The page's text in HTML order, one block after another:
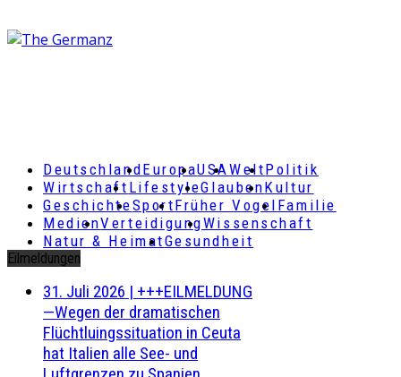
DeutschlandEuropaUSAWeltPolitik
Wirtschaft LifestyleGlaubenKultur
GeschichteSportFrüher Vogel Familie
MedienVerteidigungWissenschaft
Natur & HeimatGesundheit
Eilmeldungen
31. Juli 2026 | +++EILMELDUNG
—Wegen der dramatischen
Flüchtluingssituation in Ceuta
hat Italien alle See- und